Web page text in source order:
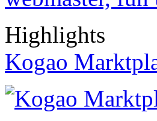
Highlights
Kogao